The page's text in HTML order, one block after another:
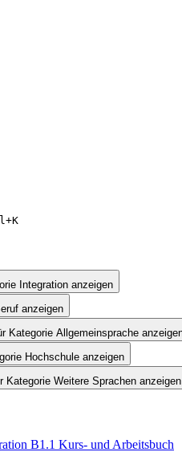
Integration anzeigen
anzeigen
Kategorie Allgemeinsprache
Hochschule anzeigen
Kategorie Weitere Sprachen anzeigen
B1.1 Kurs- und Arbeitsbuch